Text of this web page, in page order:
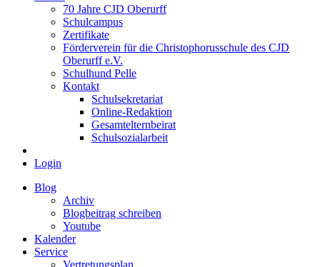
70 Jahre CJD Oberurff
Schulcampus
Zertifikate
Förderverein für die Christophorusschule des CJD
Oberurff e.V.
Schulhund Pelle
Kontakt
Schulsekretariat
Online-Redaktion
Gesamtelternbeirat
Schulsozialarbeit
Login
Blog
Archiv
Blogbeitrag schreiben
Youtube
Kalender
Service
Vertretungsplan